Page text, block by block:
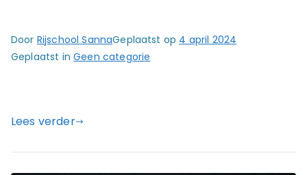
Door Rijschool SannaGeplaatst op 4 april 2024
Geplaatst inGeen categorie
Lees verder